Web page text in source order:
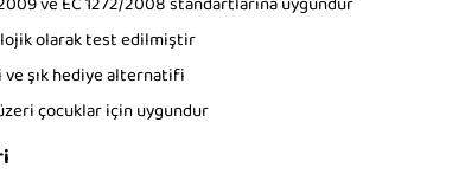
ve EC 1272/2008 standartlarına uygundur
olarak test edilmiştir
şık hediye alternatifi
çocuklar için uygundur